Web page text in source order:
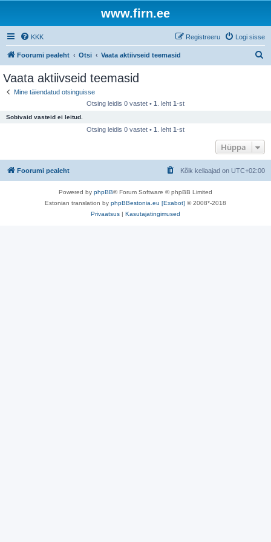
www.firn.ee
KKK Logi sisse
Registreeru
Foorumi pealeht Otsi Vaata aktiivseid teemasid
Vaata aktiivseid teemasid
Mine täiendatud otsinguisse
Otsing leidis 0 vastet • 1 . leht 1-st
Sobivaid vasteid ei leitud.
Otsing leidis 0 vastet • 1 . leht 1-st
Hüppa
Foorumi pealeht Kõik kellaajad on UTC+02:00
Powered by phpBB® Forum Software © phpBB Limited
Estonian translation by phpBBestonia.eu [Exabot] © 2008*-2018
Privaatsus | Kasutajatingimused